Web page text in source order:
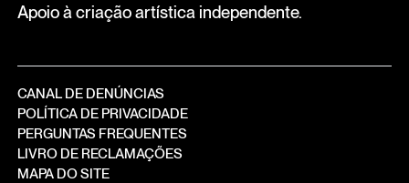
Apoio à criação artística independente.
CANAL DE DENÚNCIAS
POLÍTICA DE PRIVACIDADE
PERGUNTAS FREQUENTES
LIVRO DE RECLAMAÇÕES
MAPA DO SITE